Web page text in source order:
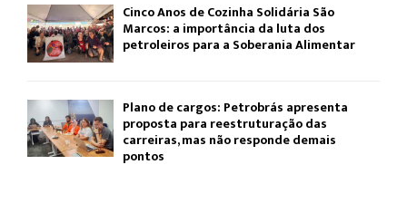
Cinco Anos de Cozinha Solidária São
Marcos: a importância da luta dos
petroleiros para a Soberania Alimentar
Plano de cargos: Petrobrás apresenta
proposta para reestruturação das
carreiras, mas não responde demais
pontos